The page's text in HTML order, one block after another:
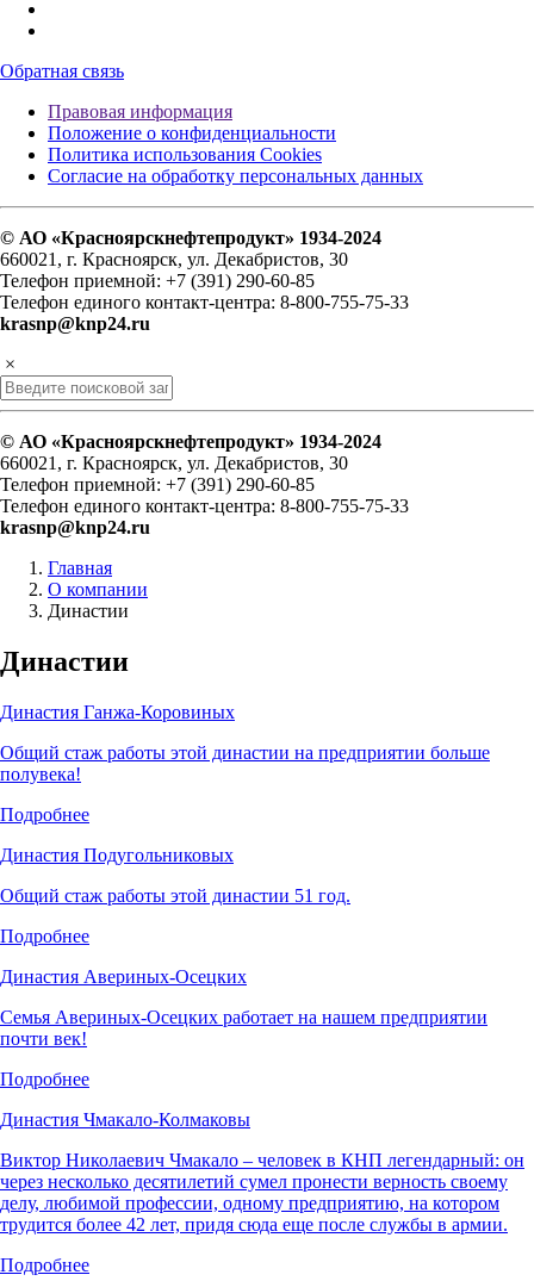
Обратная связь
Правовая информация
Положение о конфиденциальности
Политика использования Cookies
Согласие на обработку персональных данных
© АО «Красноярскнефтепродукт» 1934-2024
660021, г. Красноярск, ул. Декабристов, 30
Телефон приемной: +7 (391) 290-60-85
Телефон единого контакт-центра: 8-800-755-75-33
krasnp@knp24.ru
×
© АО «Красноярскнефтепродукт» 1934-2024
660021, г. Красноярск, ул. Декабристов, 30
Телефон приемной: +7 (391) 290-60-85
Телефон единого контакт-центра: 8-800-755-75-33
krasnp@knp24.ru
Главная
О компании
Династии
Династии
Династия Ганжа-Коровиных
Общий стаж работы этой династии на предприятии больше
полувека!
Подробнее
Династия Подугольниковых
Общий стаж работы этой династии 51 год.
Подробнее
Династия Авериных-Осецких
Семья Авериных-Осецких работает на нашем предприятии
почти век!
Подробнее
Династия Чмакало-Колмаковы
Виктор Николаевич Чмакало – человек в КНП легендарный: он
через несколько десятилетий сумел пронести верность своему
делу, любимой профессии, одному предприятию, на котором
трудится более 42 лет, придя сюда еще после службы в армии.
Подробнее